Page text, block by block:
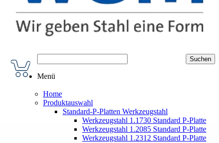
Menü
Home
Produktauswahl
Standard-P-Platten Werkzeugstahl
Werkzeugstahl 1.1730 Standard P-Platte
Werkzeugstahl 1.2085 Standard P-Platte
Werkzeugstahl 1.2312 Standard P-Platte